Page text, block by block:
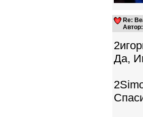
Re:
Автор:
Да,